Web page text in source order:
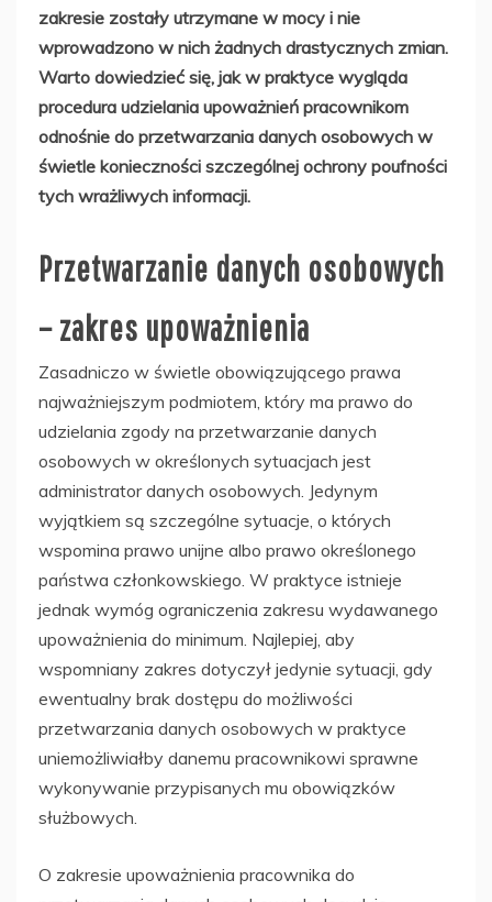
zakresie zostały utrzymane w mocy i nie
wprowadzono w nich żadnych drastycznych zmian.
Warto dowiedzieć się, jak w praktyce wygląda
procedura udzielania upoważnień pracownikom
odnośnie do przetwarzania danych osobowych w
świetle konieczności szczególnej ochrony poufności
tych wrażliwych informacji.
Przetwarzanie danych osobowych
– zakres upoważnienia
Zasadniczo w świetle obowiązującego prawa
najważniejszym podmiotem, który ma prawo do
udzielania zgody na przetwarzanie danych
osobowych w określonych sytuacjach jest
administrator danych osobowych. Jedynym
wyjątkiem są szczególne sytuacje, o których
wspomina prawo unijne albo prawo określonego
państwa członkowskiego. W praktyce istnieje
jednak wymóg ograniczenia zakresu wydawanego
upoważnienia do minimum. Najlepiej, aby
wspomniany zakres dotyczył jedynie sytuacji, gdy
ewentualny brak dostępu do możliwości
przetwarzania danych osobowych w praktyce
uniemożliwiałby danemu pracownikowi sprawne
wykonywanie przypisanych mu obowiązków
służbowych.
O zakresie upoważnienia pracownika do